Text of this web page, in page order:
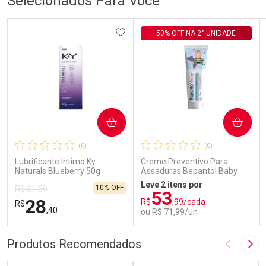
(0)
Lubrificante Íntimo Ky
Naturals Blueberry 50g
R$ 31,59
R$28,40
10% OFF
ADICIONAR AOS FAVORITOS
COMPRAR
FECHAR
FECHAR
Por Menos
(0)
Creme Preventivo Para
Assaduras Bepantol Baby
Toy Story Personagens
Sortidos 120g
50% OFF NA 2° UNIDADE
Leve 2 itens por
R$53,99/cada
ou R$ 71,99/un
COMPRAR
Por Menos
Produtos Recomendados Imagem